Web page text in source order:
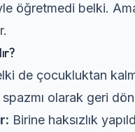
öğretmedi belki.
de çocukluktan
olarak geri
Birine haksızlık